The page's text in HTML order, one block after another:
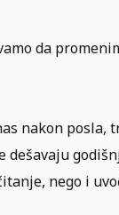
da
nakon posla,
nego i